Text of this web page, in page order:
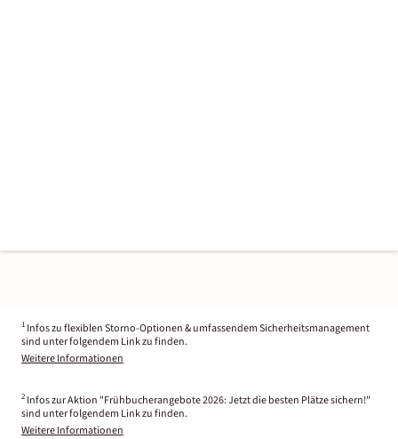
1 Infos zu flexiblen Storno-Optionen & umfassendem Sicherheitsmanagement
sind unter folgendem Link zu finden.
Weitere Informationen
2 Infos zur Aktion "Frühbucherangebote 2026: Jetzt die besten Plätze sichern!"
sind unter folgendem Link zu finden.
Weitere Informationen